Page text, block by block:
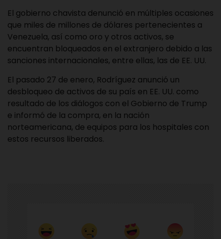
El gobierno chavista denunció en múltiples ocasiones
que miles de millones de dólares pertenecientes a
Venezuela, así como oro y otros activos, se
encuentran bloqueados en el extranjero debido a las
sanciones internacionales, entre ellas, las de EE. UU.
El pasado 27 de enero, Rodríguez anunció un
desbloqueo de activos de su país en EE. UU. como
resultado de los diálogos con el Gobierno de Trump
e informó de la compra, en la nación
norteamericana, de equipos para los hospitales con
estos recursos liberados.